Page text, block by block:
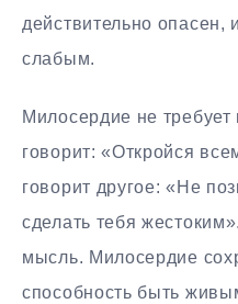
действительно опасен,
слабым.
Милосердие не
говорит: «Откройся
говорит другое: «Не
сделать тебя
мысль. Милосердие
способность быть